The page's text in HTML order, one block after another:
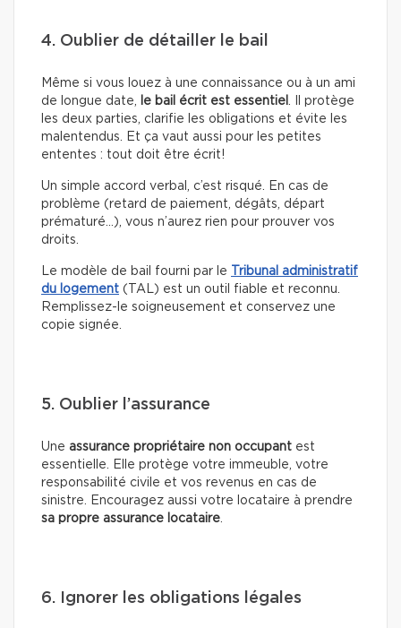
4. Oublier de détailler le bail
Même si vous louez à une connaissance ou à un ami
de longue date,
le bail écrit est essentiel . Il protège
les deux parties, clarifie les obligations et évite les
malentendus. Et ça vaut aussi pour les petites
ententes : tout doit être écrit!
Un simple accord verbal, c’est risqué. En cas de
problème (retard de paiement, dégâts, départ
prématuré…), vous n’aurez rien pour prouver vos
droits.
Le modèle de bail fourni par le
Tribunal administratif
du logement (TAL) est un outil fiable et reconnu.
Remplissez-le soigneusement et conservez une
copie signée.
5. Oublier l’assurance
Une assurance propriétaire non occupant est
essentielle. Elle protège votre immeuble, votre
responsabilité civile et vos revenus en cas de
sinistre. Encouragez aussi votre locataire à prendre
sa propre assurance locataire.
6. Ignorer les obligations légales